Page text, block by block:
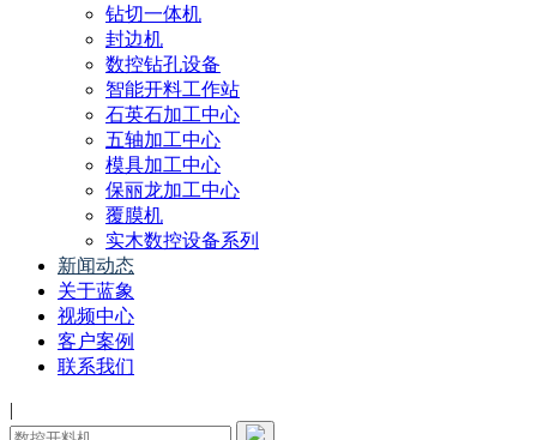
钻切一体机
封边机
数控钻孔设备
智能开料工作站
石英石加工中心
五轴加工中心
模具加工中心
保丽龙加工中心
覆膜机
实木数控设备系列
新闻动态
关于蓝象
视频中心
客户案例
联系我们
|